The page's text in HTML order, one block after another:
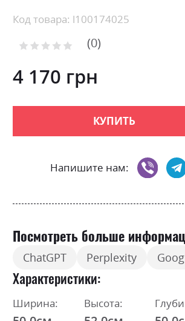
Skip
the
of
the
gallery
Код товара: l100174025
Рейтинг: 0
4 170 грн
КУПИТЬ
Напишите нам:
Посмотреть больше
ChatGPT Perplexity
Характеристики
Ширина: Высота: